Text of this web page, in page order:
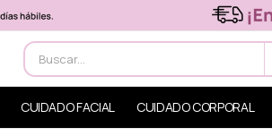
CUIDADO FACIAL CUIDADO CORPORAL